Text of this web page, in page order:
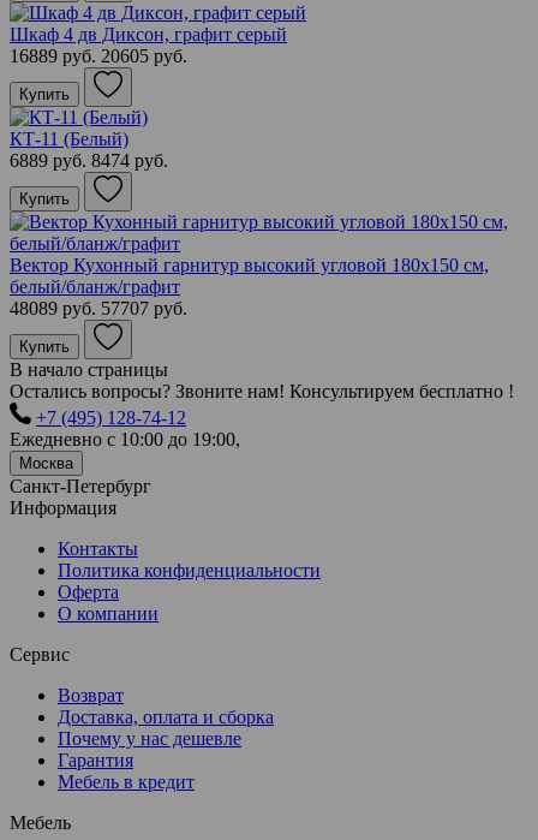
Шкаф 4 дв Диксон, графит серый
16889 руб. 20605 руб.
Купить
КТ-11 (Белый)
6889 руб. 8474 руб.
Купить
Вектор Кухонный гарнитур высокий угловой 180х150 см,
белый/бланж/графит
48089 руб. 57707 руб.
Купить
В начало страницы
Остались вопросы? Звоните нам! Консультируем бесплатно !
+7 (495) 128-74-12
Ежедневно с 10:00 до 19:00,
Москва
Санкт-Петербург
Информация
Контакты
Политика конфиденциальности
Оферта
О компании
Сервис
Возврат
Доставка, оплата и сборка
Почему у нас дешевле
Гарантия
Мебель в кредит
Мебель